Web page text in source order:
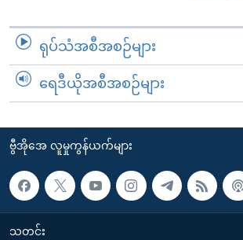
ရုပ်သံအစီအစဉ်များ
ရေဒီယိုအစီအစဉ်များ
ဗွီအိုအေ လူမှုကွန်ယက်များ
သတင်း